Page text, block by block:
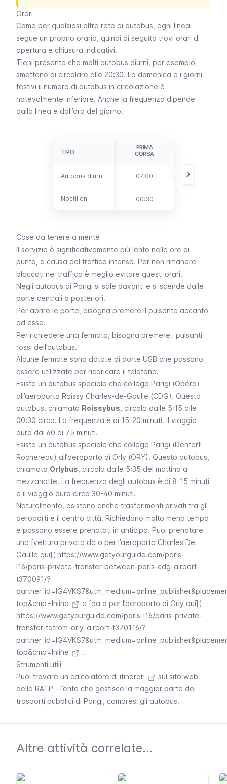
Orari
Come per qualsiasi altra rete di autobus, ogni linea
segue un proprio orario, quindi di seguito trovi orari di
apertura e chiusura indicativi.
Tieni presente che molti autobus diurni, per esempio,
smettono di circolare alle 20:30. La domenica e i giorni
festivi il numero di autobus in circolazione è
notevolmente inferiore. Anche la frequenza dipende
dalla linea e dall’ora del giorno.
TIPO
Autobus diurni
Noctilien
TIPO
PRIMA
CORSA
Autobus diurni 07:00
Noctilien 00:30
Cose da tenere a mente
Il servizio è significativamente più lento nelle ore di
punta, a causa del traffico intenso. Per non rimanere
bloccati nel traffico è meglio evitare questi orari.
Negli autobus di Parigi si sale davanti e si scende dalle
porte centrali o posteriori.
Per aprire le porte, bisogna premere il pulsante accanto
ad esse.
Per richiedere una fermata, bisogna premere i pulsanti
rossi dell’autobus.
Alcune fermate sono dotate di porte USB che possono
essere utilizzate per ricaricare il telefono.
Esiste un autobus speciale che collega Parigi (Opéra)
all’aeroporto Roissy Charles-de-Gaulle (CDG). Questo
autobus, chiamato Roissybus , circola dalle 5:15 alle
00:30 circa. La frequenza è di 15-20 minuti. Il viaggio
dura dai 60 ai 75 minuti.
Esiste un autobus speciale che collega Parigi (Denfert-
Rochereau) all’aeroporto di Orly (ORY). Questo autobus,
chiamato Orlybus , circola dalle 5:35 del mattino a
mezzanotte. La frequenza degli autobus è di 8-15 minuti
e il viaggio dura circa 30-40 minuti.
Naturalmente, esistono anche trasferimenti privati tra gli
aeroporti e il centro città. Richiedono molto meno tempo
e possono essere prenotati in anticipo. Puoi prenotare
una [vettura privata da o per l’aeroporto Charles De
Gaulle qui]( https://www.getyourguide.com/paris-
l16/paris-private-transfer-between-paris-cdg-airport-
t370091/?
top&cmp=Inline
e [da o per l’aeroporto di Orly qui](
https://www.getyourguide.com/paris-l16/paris-private-
transfer-tofrom-orly-airport-t370116/?
top&cmp=Inline
.
Strumenti utili
Puoi trovare un calcolatore di itinerari
sul sito web
della RATP - l’ente che gestisce la maggior parte dei
trasporti pubblici di Parigi, compresi gli autobus.
Altre attività correlate...